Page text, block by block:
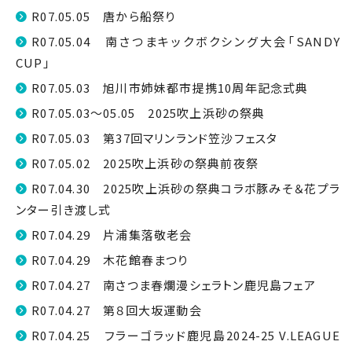
R07.05.05 唐から船祭り
R07.05.04 南さつまキックボクシング大会「SANDY
CUP」
R07.05.03 旭川市姉妹都市提携10周年記念式典
R07.05.03～05.05 2025吹上浜砂の祭典
R07.05.03 第37回マリンランド笠沙フェスタ
R07.05.02 2025吹上浜砂の祭典前夜祭
R07.04.30 2025吹上浜砂の祭典コラボ豚みそ＆花プラ
ンター引き渡し式
R07.04.29 片浦集落敬老会
R07.04.29 木花館春まつり
R07.04.27 南さつま春爛漫シェラトン鹿児島フェア
R07.04.27 第８回大坂運動会
R07.04.25 フラーゴラッド鹿児島2024-25 V.LEAGUE